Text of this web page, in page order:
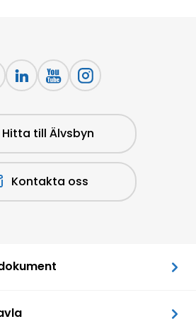
Hitta till Älvsbyn
Kontakta oss